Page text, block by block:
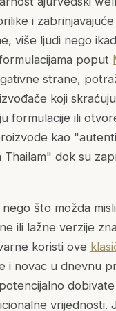
i
više ljudi nego
poput
strane,
koji
formulacije ili
kao
Thailam" dok su
što možda
ili lažne verzije
koristi ove
i novac u dnevnu
vrijednosti.